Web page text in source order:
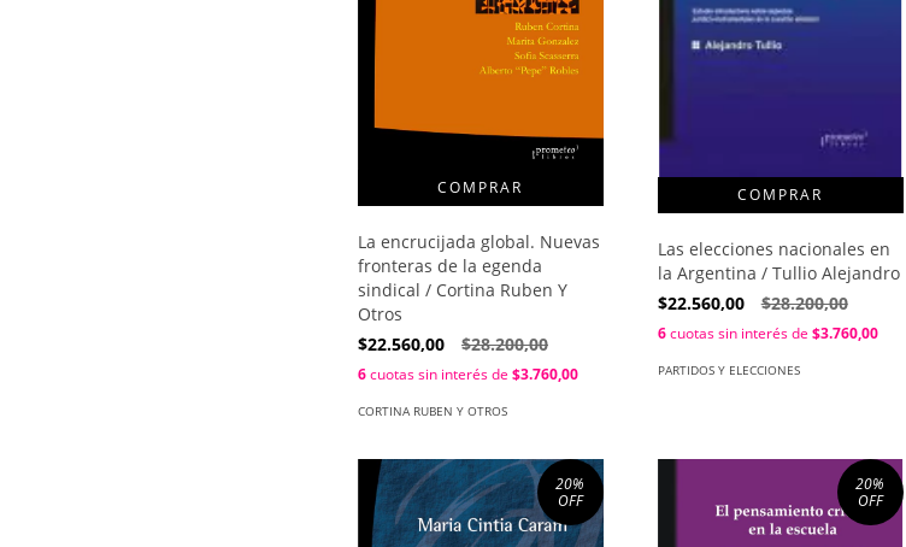
La encrucijada global. Nuevas
fronteras de la egenda
sindical / Cortina Ruben Y
Otros
$22.560,00
$28.200,00
6cuotas sin interés de $3.760,00
CORTINA RUBEN Y OTROS
Las elecciones nacionales en
la Argentina / Tullio Alejandro
$22.560,00
$28.200,00
6cuotas sin interés de $3.760,00
PARTIDOS Y ELECCIONES
20%
OFF
20%
OFF